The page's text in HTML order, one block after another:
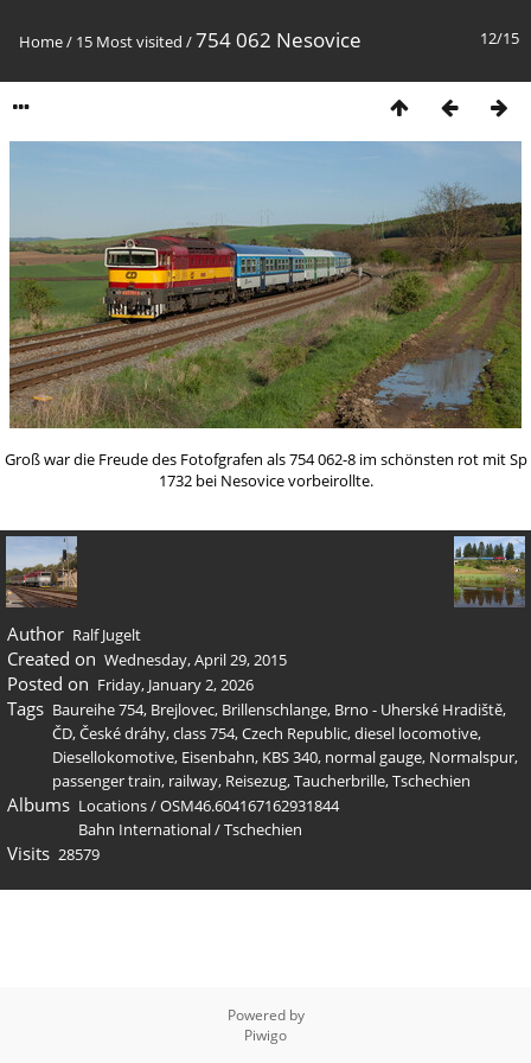
12/15
Home/ 15 Most visited /754 062 Nesovice
Groß war die Freude des Fotofgrafen als 754 062-8 im schönsten rot mit Sp
1732 bei Nesovice vorbeirollte.
Author Ralf Jugelt
Created on Wednesday, April 29, 2015
Posted on Friday, January 2, 2026
Tags Baureihe 754, Brejlovec, Brillenschlange, Brno - Uherské Hradiště,
ČD,České dráhy,class 754,Czech Republic,diesel locomotive,
Diesellokomotive, Eisenbahn, KBS 340, normal gauge, Normalspur,
passenger train, railway, Reisezug,Taucherbrille,Tschechien
Albums Locations/OSM46.604167162931844
Bahn International/Tschechien
Visits 28579
Powered by
Piwigo